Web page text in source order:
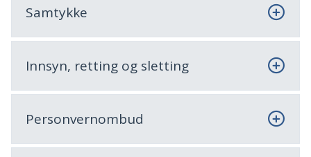
Samtykke
Innsyn, retting og sletting
Personvernombud